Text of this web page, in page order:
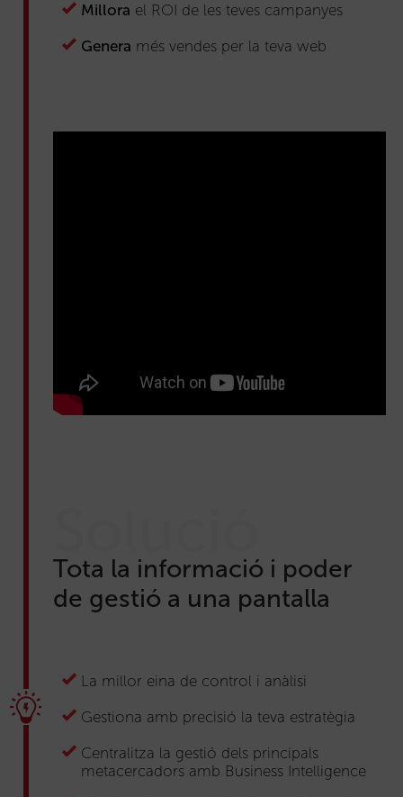
Millora el ROI de les teves campanyes
Genera més vendes per la teva web
Tota la informació i poder
de gestió a una pantalla
La millor eina de control i anàlisi
Gestiona amb precisió la teva estratègia
Centralitza la gestió dels principals
metacercadors amb Business Intelligence